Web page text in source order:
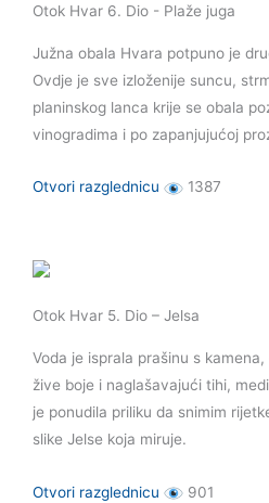
Otok Hvar 6. Dio - Plaže juga
Južna obala Hvara potpuno je
Ovdje je sve izloženije suncu,
planinskog lanca krije se obala
vinogradima i po zapanjujućoj
Otvori razglednicu 1387
Otok Hvar 5. Dio – Jelsa
Voda je isprala prašinu s
žive boje i naglašavajući tihi,
je ponudila priliku da snimim
slike Jelse koja miruje.
Otvori razglednicu 901